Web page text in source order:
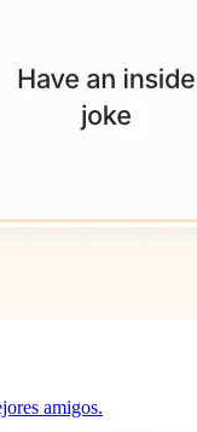
amigos.